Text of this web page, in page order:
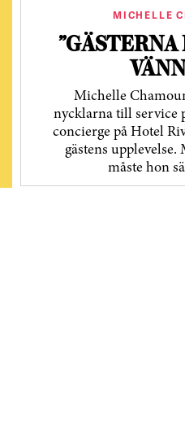
MICHELLE
Michelle
nycklarna till service
concierge på Hotel
gästens
måste hon